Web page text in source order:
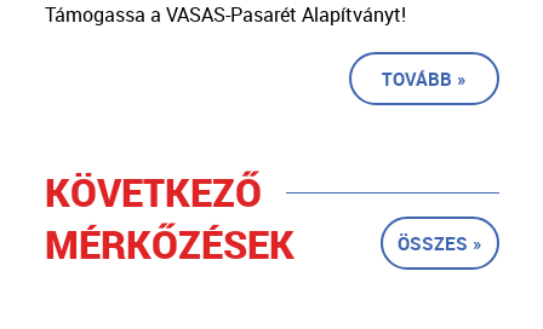
Támogassa a VASAS-Pasarét Alapítványt!
TOVÁBB »
KÖVETKEZŐ
MÉRKŐZÉSEK
ÖSSZES »